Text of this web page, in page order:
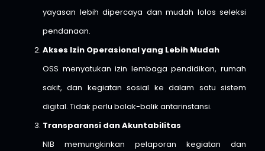
yayasan lebih dipercaya dan mudah lolos seleksi
pendanaan.
Akses Izin Operasional yang Lebih Mudah
OSS menyatukan izin lembaga pendidikan, rumah
sakit, dan kegiatan sosial ke dalam satu sistem
digital. Tidak perlu bolak-balik antarinstansi.
Transparansi dan Akuntabilitas
NIB memungkinkan pelaporan kegiatan dan